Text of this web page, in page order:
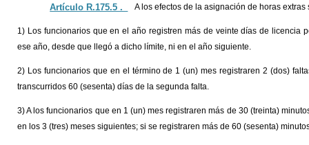
Artículo R.175.5 ._ A los efectos de la asignación de horas
1) Los funcionarios que en el año registren más de veinte días de licencia
ese año, desde que llegó a dicho límite, ni en el año siguiente.
2) Los funcionarios que en el término de 1 (un) mes registraren 2 (dos)
transcurridos 60 (sesenta) días de la segunda falta.
3) A los funcionarios que en 1 (un) mes registraren más de 30 (treinta)
en los 3 (tres) meses siguientes; si se registraren más de 60 (sesenta)